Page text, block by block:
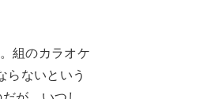
組のカラオケ
らないという